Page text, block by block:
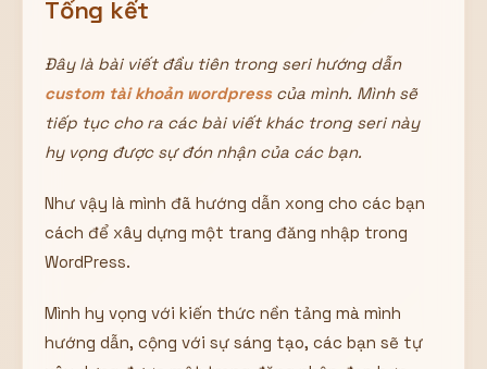
Tổng kết
Đây là bài viết đầu tiên trong seri hướng dẫn
custom tài khoản wordpresscủa mình. Mình sẽ
tiếp tục cho ra các bài viết khác trong seri này
hy vọng được sự đón nhận của các bạn.
Như vậy là mình đã hướng dẫn xong cho các bạn
cách để xây dựng một trang đăng nhập trong
WordPress.
Mình hy vọng với kiến thức nền tảng mà mình
hướng dẫn, cộng với sự sáng tạo, các bạn sẽ tự